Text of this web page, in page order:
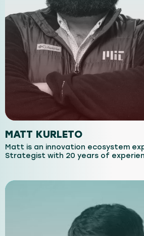
MATT KURLETO
Matt is an innovation ecosystem
Strategist with 20 years of